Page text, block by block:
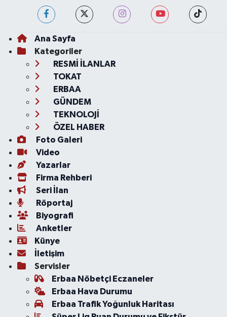
Ana Sayfa
Kategoriler
RESMİ İLANLAR
TOKAT
ERBAA
GÜNDEM
TEKNOLOJİ
ÖZEL HABER
Foto Galeri
Video
Yazarlar
Firma Rehberi
Seri İlan
Röportaj
Biyografi
Anketler
Künye
İletişim
Servisler
Erbaa Nöbetçi Eczaneler
Erbaa Hava Durumu
Erbaa Trafik Yoğunluk Haritası